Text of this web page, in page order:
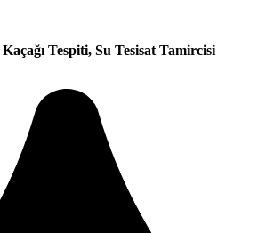
Tespiti, Su Tesisat Tamircisi